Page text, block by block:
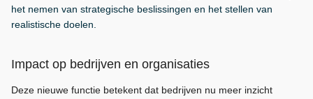
het nemen van strategische beslissingen en het stellen van
realistische doelen.
Impact op bedrijven en organisaties
Deze nieuwe functie betekent dat bedrijven nu meer inzicht